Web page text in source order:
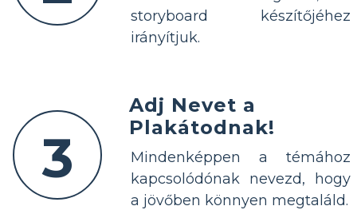
storyboard készítőjéhez
irányítjuk.
3
Adj Nevet a
Plakátodnak!
Mindenképpen a témához
kapcsolódónak nevezd, hogy
a jövőben könnyen megtaláld.